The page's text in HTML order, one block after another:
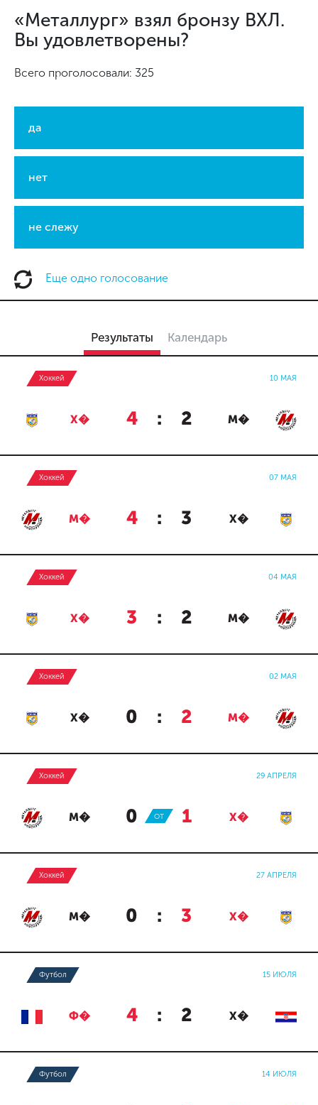
«Металлург» взял бронзу ВХЛ.
Вы удовлетворены?
Всего проголосовали: 325
да
нет
не слежу
Еще одно голосование
Результаты Календарь
Хоккей 10 МАЯ
Х� 4 : 2 М�
Хоккей 07 МАЯ
М� 4 : 3 Х�
Хоккей 04 МАЯ
Х� 3 : 2 М�
Хоккей 02 МАЯ
Х� 0 : 2 М�
Хоккей 29 АПРЕЛЯ
М� 0 : 1 Х�
ОТ
Хоккей 27 АПРЕЛЯ
М� 0 : 3 Х�
Футбол 15 ИЮЛЯ
Ф� 4 : 2 Х�
Футбол 14 ИЮЛЯ